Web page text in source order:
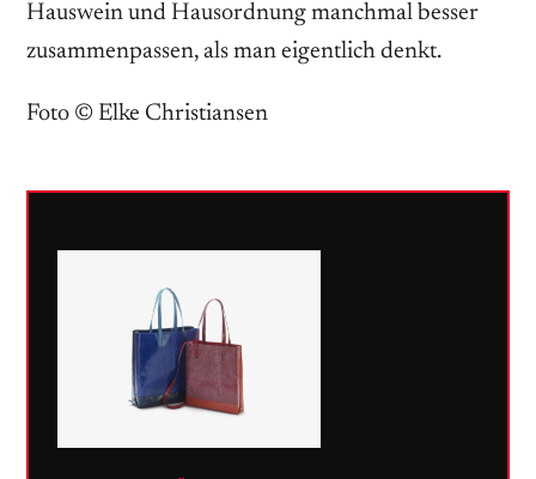
Hauswein und Hausordnung manchmal besser
zusammenpassen, als man eigentlich denkt.
Foto © Elke Christiansen